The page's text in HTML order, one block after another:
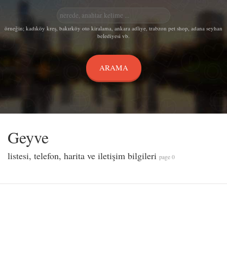
örneğin; kadıköy kreş, bakırköy oto kiralama, ankara adliye, trabzon pet shop, adana seyhan
belediyesi vb.
Geyve
listesi, telefon, harita ve iletişim bilgileri page 0